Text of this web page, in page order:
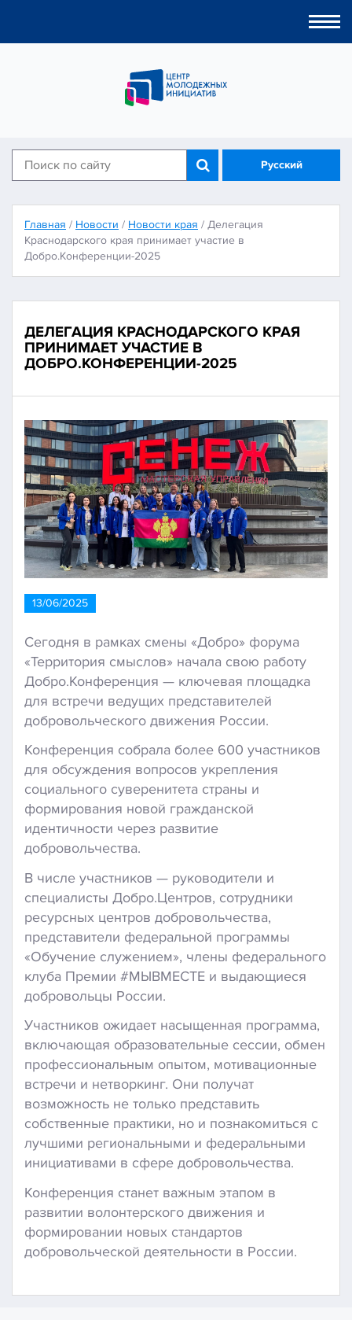
Русский
Главная / Новости / Новости края / Делегация
Краснодарского края принимает участие в
Добро.Конференции-2025
ДЕЛЕГАЦИЯ КРАСНОДАРСКОГО КРАЯ
ПРИНИМАЕТ УЧАСТИЕ В
ДОБРО.КОНФЕРЕНЦИИ-2025
13/06/2025
Сегодня в рамках смены «Добро» форума
«Территория смыслов» начала свою работу
Добро.Конференция — ключевая площадка
для встречи ведущих представителей
добровольческого движения России.
Конференция собрала более 600 участников
для обсуждения вопросов укрепления
социального суверенитета страны и
формирования новой гражданской
идентичности через развитие
добровольчества.
В числе участников — руководители и
специалисты Добро.Центров, сотрудники
ресурсных центров добровольчества,
представители федеральной программы
«Обучение служением», члены федерального
клуба Премии #МЫВМЕСТЕ и выдающиеся
добровольцы России.
Участников ожидает насыщенная программа,
включающая образовательные сессии, обмен
профессиональным опытом, мотивационные
встречи и нетворкинг. Они получат
возможность не только представить
собственные практики, но и познакомиться с
лучшими региональными и федеральными
инициативами в сфере добровольчества.
Конференция станет важным этапом в
развитии волонтерского движения и
формировании новых стандартов
добровольческой деятельности в России.